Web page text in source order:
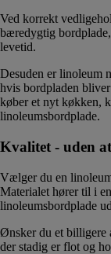
Ved korrekt
bæredygtig
levetid.
Desuden er linoleum
hvis bordpladen
køber et nyt køkken,
linoleumsbordplade.
Kvalitet - uden
Vælger du en
Materialet hører til i
linoleumsbordplade
Ønsker du et billigere
der stadig er flot og